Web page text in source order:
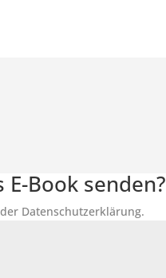
Book senden?
Datenschutzerklärung.